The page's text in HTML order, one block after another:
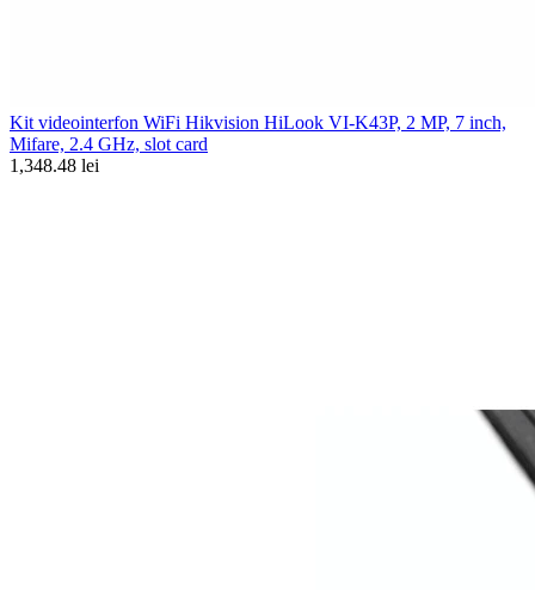
Kit videointerfon WiFi Hikvision HiLook VI-K43P, 2 MP, 7 inch,
Mifare, 2.4 GHz, slot card
1,348.48 lei